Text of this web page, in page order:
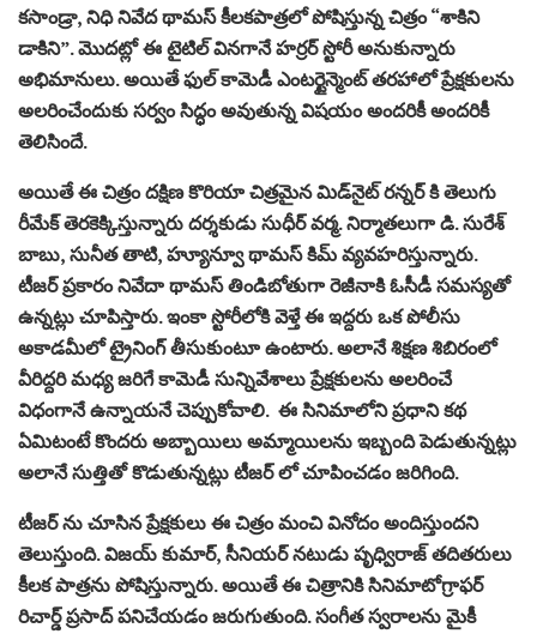
కసాండ్రా, నిధి నివేద థామస్ కీలకపాత్రలో పోషిస్తున్న చిత్రం “శాకిని
డాకిని”. మొదట్లో ఈ టైటిల్ వినగానే హర్రర్ స్టోరీ అనుకున్నారు
అభిమానులు. అయితే ఫుల్ కామెడీ ఎంటర్టైన్మెంట్ తరహాలో ప్రేక్షకులను
అలరించేందుకు సర్వం సిద్ధం అవుతున్న విషయం అందరికీ అందరికీ
తెలిసిందే.
అయితే ఈ చిత్రం దక్షిణ కొరియా చిత్రమైన మిడ్‌నైట్‌ రన్నర్‌ కి తెలుగు
రీమేక్‌ తెరకెక్కిస్తున్నారు దర్శకుడు సుధీర్‌ వర్మ. నిర్మాతలుగా డి. సురేశ్‌
బాబు, సునీత తాటి, హ్యూన్వూ థామస్‌ కిమ్‌ వ్యవహరిస్తున్నారు.
టీజర్ ప్రకారం నివేదా థామస్‌ తిండిబోతుగా రెజీనాకి ఓసీడీ సమస్యతో
ఉన్నట్లు చూపిస్తారు. ఇంకా స్టోరీలోకి వెళ్తే ఈ ఇద్దరు ఒక పోలీసు
అకాడమీలో ట్రైనింగ్ తీసుకుంటూ ఉంటారు. అలానే శిక్షణ శిబిరంలో
వీరిద్దరి మధ్య జరిగే కామెడీ సున్నివేశాలు ప్రేక్షకులను అలరించే
విధంగానే ఉన్నాయనే చెప్పుకోవాలి. ఈ సినిమాలోని ప్రధాని కథ
ఏమిటంటే కొందరు అబ్బాయిలు అమ్మాయిలను ఇబ్బంది పెడుతున్నట్లు
అలానే సుత్తితో కొడుతున్నట్లు టీజర్ లో చూపించడం జరిగింది.
టీజర్ ను చూసిన ప్రేక్షకులు ఈ చిత్రం మంచి వినోదం అందిస్తుందని
తెలుస్తుంది. విజయ్ కుమార్, సీనియర్ నటుడు పృధ్విరాజ్ తదితరులు
కీలక పాత్రను పోషిస్తున్నారు. అయితే ఈ చిత్రానికి సినిమాటోగ్రాఫర్‌
రిచార్డ్‌ ప్రసాద్‌ పనిచేయడం జరుగుతుంది. సంగీత స్వరాలను మైకీ